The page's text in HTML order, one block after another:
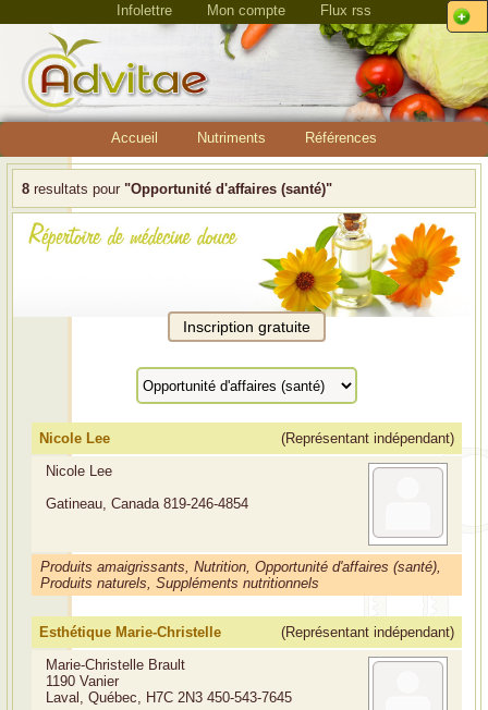
Infolettre Mon compte Flux rss
Accueil Nutriments Références
8 resultats pour "Opportunité d'affaires (santé)"
Nicole Lee
(Représentant indépendant)
Nicole Lee
Gatineau, Canada 819-246-4854
Produits amaigrissants, Nutrition, Opportunité d'affaires (santé),
Produits naturels, Suppléments nutritionnels
Esthétique Marie-Christelle
(Représentant indépendant)
Marie-Christelle Brault
1190 Vanier
Laval, Québec, H7C 2N3 450-543-7645